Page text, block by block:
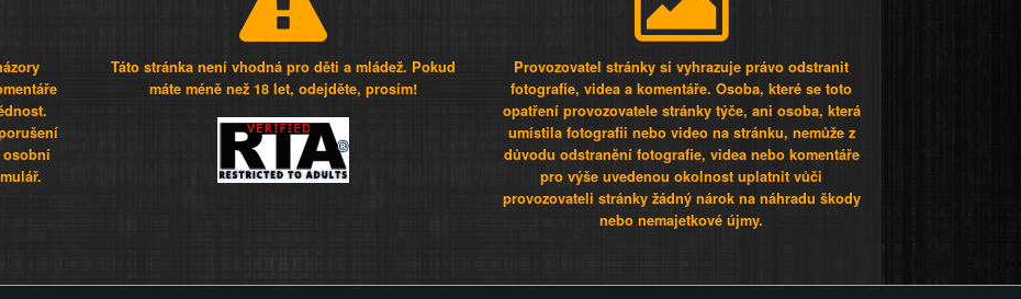
osobní
Táto stránka není vhodná pro děti a mládež. Pokud
máte méně než 18 let, odejděte, prosím!
Provozovatel stránky si vyhrazuje právo odstranit
fotografie, videa a komentáře. Osoba, které se toto
opatření provozovatele stránky týče, ani osoba, která
umístila fotografii nebo video na stránku, nemůže z
důvodu odstranění fotografie, videa nebo komentáře
pro výše uvedenou okolnost uplatnit vůči
provozovateli stránky žádný nárok na náhradu škody
nebo nemajetkové újmy.